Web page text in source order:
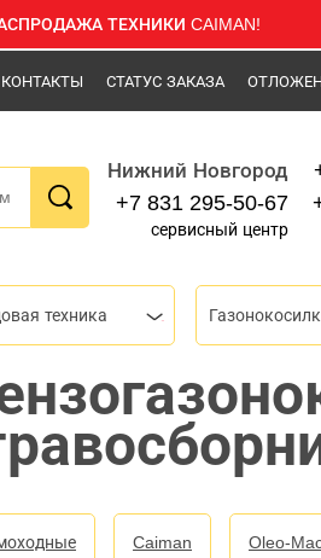
ТЕХНИКИ CAIMAN!
КОНТАКТЫ СТАТУС ЗАКАЗА
Нижний Новгород
+7 831 295-50-67
сервисный центр
техника
Caiman Oleo-